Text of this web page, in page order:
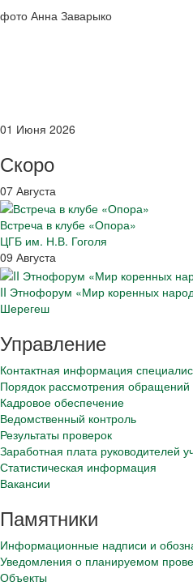
фото Анна Заварыко
01 Июня 2026
Скоро
07 Августа
Встреча в клубе «Опора»
ЦГБ им. Н.В. Гоголя
09 Августа
II Этнофорум «Мир коренных
Шерегеш
Управление
Контактная информация
Порядок рассмотрения обращений
Кадровое обеспечение
Ведомственный контроль
Результаты проверок
Заработная плата руководителей
Статистическая информация
Вакансии
Памятники
Информационные надписи и
Уведомления о планируемом
Объекты